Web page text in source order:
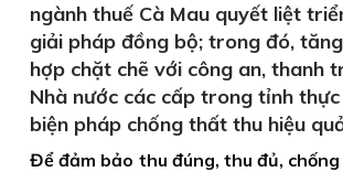
ngành thuế Cà Mau quyết liệt
giải pháp đồng bộ; trong đó,
hợp chặt chẽ với công an, thanh
Nhà nước các cấp trong tỉnh thực
biện pháp chống thất thu hiệu
Để đảm bảo thu đúng, thu đủ,